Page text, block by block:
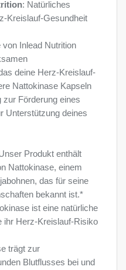
: Natürliches
Kreislauf-Gesundheit
von Inlead Nutrition
deine Herz-Kreislauf-
Nattokinase Kapseln
zur Förderung eines
Unterstützung deines
Produkt enthält
Nattokinase, einem
das für seine
bekannt ist.*
ist eine natürliche
ihr Herz-Kreislauf-Risiko
trägt zur
Blutflusses bei und